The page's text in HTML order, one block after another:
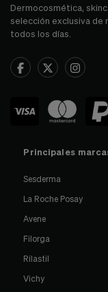
Dermocosmética,
selección exclusiva de
todos los días.
Principales
Sesderma
La Roche Posay
Avene
Filorga
Rilastil
Vichy